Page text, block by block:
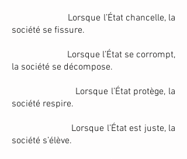
Lorsque l’État chancelle, la
société se fissure.
Lorsque l’État se corrompt,
la société se décompose.
Lorsque l’État protège, la
société respire.
Lorsque l’État est juste, la
société s’élève.